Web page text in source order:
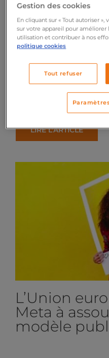
L’avis de Cassandra :
fonctionnalité
longtemps que
Google : la
pendant des
des applications
même résultat. Un
considérable pour
LIRE L’ARTICLE
L’Union
Meta à
modèle
Gestion des cookies
En cliquant sur « Tout autoriser
sur votre appareil pour améliorer
utilisation et contribuer à nos
politique cookies
Tout refuser